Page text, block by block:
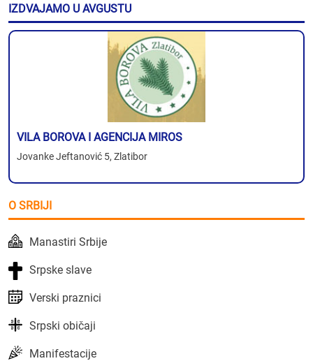
IZDVAJAMO U AVGUSTU
VILA BOROVA I AGENCIJA MIROS
Jovanke Jeftanović 5, Zlatibor
O SRBIJI
Manastiri Srbije
Srpske slave
Verski praznici
Srpski običaji
Manifestacije